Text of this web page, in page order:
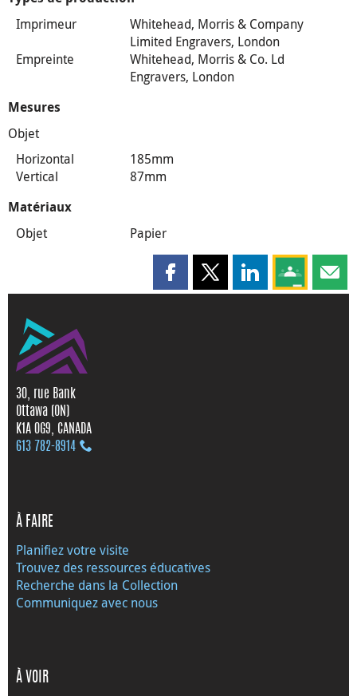
Imprimeur
Whitehead, Morris & Company
Limited Engravers, London
Empreinte
Whitehead, Morris & Co. Ld
Engravers, London
Mesures
Objet
Horizontal
185mm
Vertical
87mm
Matériaux
Objet Papier
Partager cette page sur
Partager cette page sur X
Partager cette
Partagez
30, rue Bank
Ottawa (ON)
K1A 0G9, CANADA
613 782‑8914
À FAIRE
Planifiez votre visite
Trouvez des ressources éducatives
Recherche dans la Collection
Communiquez avec nous
À VOIR